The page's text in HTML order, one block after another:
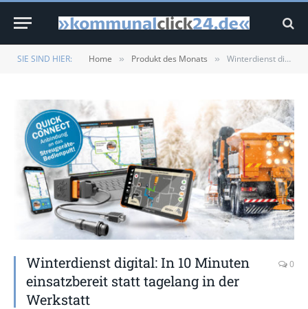
SIE SIND HIER: Home » Produkt des Monats » Winterdienst digital: In 10 Minuten einsatzbereit statt tagelang in der Werkstatt
Winterdienst digital: In 10 Minuten
einsatzbereit statt tagelang in der
Werkstatt
0